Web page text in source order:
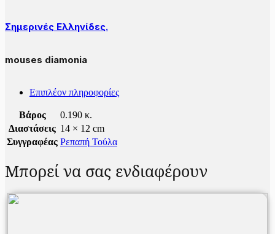
Σημερινές Ελληνίδες.
mouses diamonia
Επιπλέον πληροφορίες
Βάρος
0.190 κ.
Διαστάσεις 14 × 12 cm
Συγγραφέας Ρεπαπή Τούλα
Μπορεί να σας ενδιαφέρουν